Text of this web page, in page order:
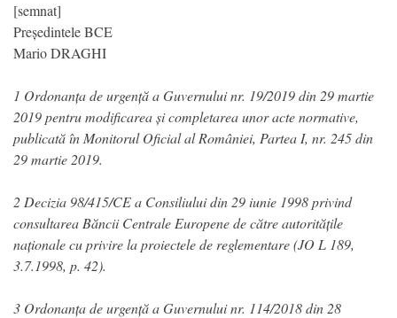
[semnat]
Președintele BCE
Mario DRAGHI
1 Ordonanța de urgență a Guvernului nr. 19/2019 din 29 martie
2019 pentru modificarea și completarea unor acte normative,
publicată în Monitorul Oficial al României, Partea I, nr. 245 din
29 martie 2019.
2 Decizia 98/415/CE a Consiliului din 29 iunie 1998 privind
consultarea Băncii Centrale Europene de către autoritățile
naționale cu privire la proiectele de reglementare (JO L 189,
3.7.1998, p. 42).
3 Ordonanța de urgență a Guvernului nr. 114/2018 din 28